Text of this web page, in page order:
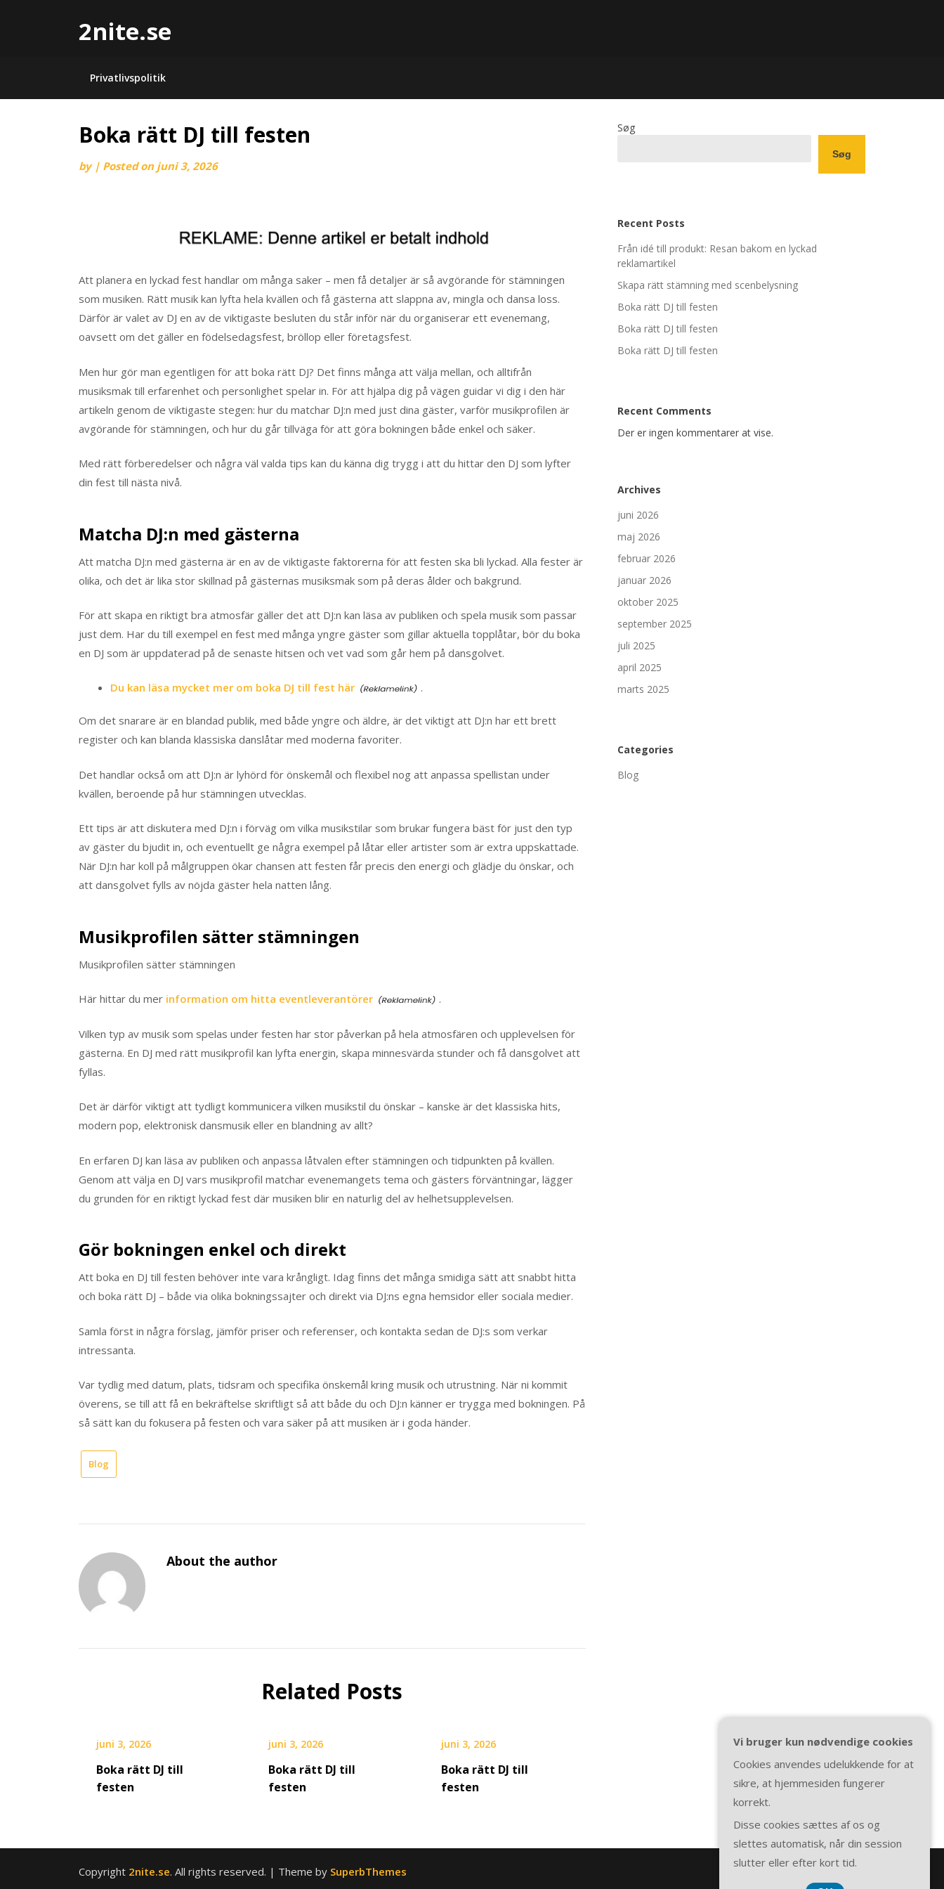
2nite.se
Privatlivspolitik
Boka rätt DJ till festen
by | Posted on juni 3, 2026
Att planera en lyckad fest handlar om många saker – men få detaljer är så avgörande för stämningen
som musiken. Rätt musik kan lyfta hela kvällen och få gästerna att slappna av, mingla och dansa loss.
Därför är valet av DJ en av de viktigaste besluten du står inför när du organiserar ett evenemang,
oavsett om det gäller en födelsedagsfest, bröllop eller företagsfest.
Men hur gör man egentligen för att boka rätt DJ? Det finns många att välja mellan, och alltifrån
musiksmak till erfarenhet och personlighet spelar in. För att hjälpa dig på vägen guidar vi dig i den här
artikeln genom de viktigaste stegen: hur du matchar DJ:n med just dina gäster, varför musikprofilen är
avgörande för stämningen, och hur du går tillväga för att göra bokningen både enkel och säker.
Med rätt förberedelser och några väl valda tips kan du känna dig trygg i att du hittar den DJ som lyfter
din fest till nästa nivå.
Matcha DJ:n med gästerna
Att matcha DJ:n med gästerna är en av de viktigaste faktorerna för att festen ska bli lyckad. Alla fester är
olika, och det är lika stor skillnad på gästernas musiksmak som på deras ålder och bakgrund.
För att skapa en riktigt bra atmosfär gäller det att DJ:n kan läsa av publiken och spela musik som passar
just dem. Har du till exempel en fest med många yngre gäster som gillar aktuella topplåtar, bör du boka
en DJ som är uppdaterad på de senaste hitsen och vet vad som går hem på dansgolvet.
Du kan läsa mycket mer om boka DJ till fest här .
Om det snarare är en blandad publik, med både yngre och äldre, är det viktigt att DJ:n har ett brett
register och kan blanda klassiska danslåtar med moderna favoriter.
Det handlar också om att DJ:n är lyhörd för önskemål och flexibel nog att anpassa spellistan under
kvällen, beroende på hur stämningen utvecklas.
Ett tips är att diskutera med DJ:n i förväg om vilka musikstilar som brukar fungera bäst för just den typ
av gäster du bjudit in, och eventuellt ge några exempel på låtar eller artister som är extra uppskattade.
När DJ:n har koll på målgruppen ökar chansen att festen får precis den energi och glädje du önskar, och
att dansgolvet fylls av nöjda gäster hela natten lång.
Musikprofilen sätter stämningen
Musikprofilen sätter stämningen
Här hittar du mer information om hitta eventleverantörer .
Vilken typ av musik som spelas under festen har stor påverkan på hela atmosfären och upplevelsen för
gästerna. En DJ med rätt musikprofil kan lyfta energin, skapa minnesvärda stunder och få dansgolvet att
fyllas.
Det är därför viktigt att tydligt kommunicera vilken musikstil du önskar – kanske är det klassiska hits,
modern pop, elektronisk dansmusik eller en blandning av allt?
En erfaren DJ kan läsa av publiken och anpassa låtvalen efter stämningen och tidpunkten på kvällen.
Genom att välja en DJ vars musikprofil matchar evenemangets tema och gästers förväntningar, lägger
du grunden för en riktigt lyckad fest där musiken blir en naturlig del av helhetsupplevelsen.
Gör bokningen enkel och direkt
Att boka en DJ till festen behöver inte vara krångligt. Idag finns det många smidiga sätt att snabbt hitta
och boka rätt DJ – både via olika bokningssajter och direkt via DJ:ns egna hemsidor eller sociala medier.
Samla först in några förslag, jämför priser och referenser, och kontakta sedan de DJ:s som verkar
intressanta.
Var tydlig med datum, plats, tidsram och specifika önskemål kring musik och utrustning. När ni kommit
överens, se till att få en bekräftelse skriftligt så att både du och DJ:n känner er trygga med bokningen. På
så sätt kan du fokusera på festen och vara säker på att musiken är i goda händer.
Blog
About the author
Related Posts
juni 3, 2026
Boka rätt DJ till
festen
juni 3, 2026
Boka rätt DJ till
festen
juni 3, 2026
Boka rätt DJ till
festen
Søg
Søg
Recent Posts
Från idé till produkt: Resan bakom en lyckad
reklamartikel
Skapa rätt stämning med scenbelysning
Boka rätt DJ till festen
Boka rätt DJ till festen
Boka rätt DJ till festen
Recent Comments
Der er ingen kommentarer at vise.
Archives
juni 2026
maj 2026
februar 2026
januar 2026
oktober 2025
september 2025
juli 2025
april 2025
marts 2025
Categories
Blog
Copyright 2nite.se. All rights reserved. | Theme by SuperbThemes
Vi bruger kun nødvendige cookies
Cookies anvendes udelukkende for at
sikre, at hjemmesiden fungerer
korrekt.
Disse cookies sættes af os og
slettes automatisk, når din session
slutter eller efter kort tid.